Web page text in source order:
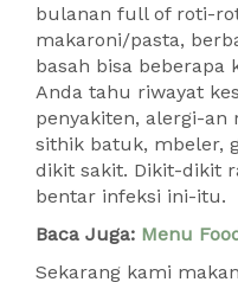
bulanan full of roti-
makaroni/pasta,
basah bisa beberapa
Anda tahu riwayat
penyakiten, alergi-
sithik batuk, mbeler,
dikit sakit. Dikit-dikit
bentar infeksi ini-itu.
Baca Juga: Menu
Sekarang kami